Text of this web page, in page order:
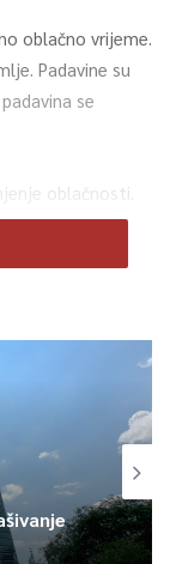
oblačno vrijeme.
Padavine su
se
oblačnosti.
između 18 i